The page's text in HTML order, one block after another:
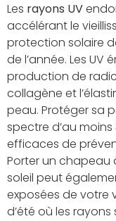
Les rayons UV
accélérant le
protection solaire
de l’année. Les UV
production de
collagène et
peau. Protéger sa
spectre d’au moins
efficaces de
Porter un chapeau
soleil peut
exposées de votre
d’été où les